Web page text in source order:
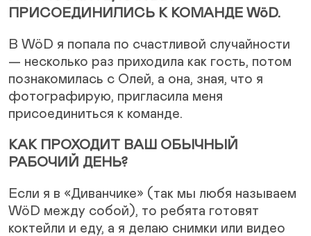
ПРИСОЕДИНИЛИСЬ К КОМАНДЕ WöD.
В WöD я попала по счастливой случайности
— несколько раз приходила как гость, потом
познакомилась с Олей, а она, зная, что я
фотографирую, пригласила меня
присоединиться к команде.
КАК ПРОХОДИТ ВАШ ОБЫЧНЫЙ
РАБОЧИЙ ДЕНЬ?
Если я в «Диванчике» (так мы любя называем
WöD между собой), то ребята готовят
коктейли и еду, а я делаю снимки или видео